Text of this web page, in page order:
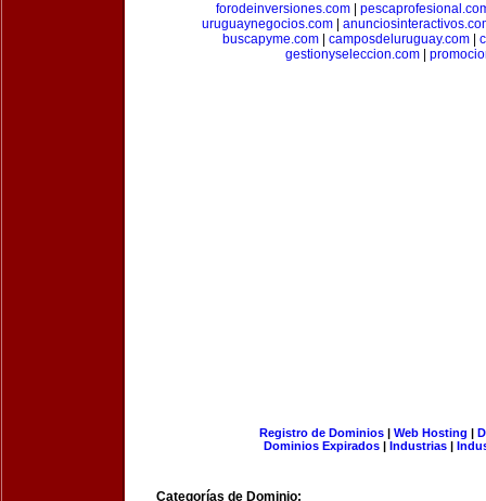
forodeinversiones.com
uruguaynegocios.com|
buscapyme.com
camposdeluruguay.com
gestionyseleccion.com|
Registro de Dominios| Web Hosting |
Dominios Expirados | Industrias |
Categorías de Dominio: